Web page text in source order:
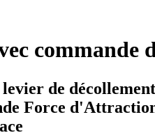
commande
levier de décollement
Force